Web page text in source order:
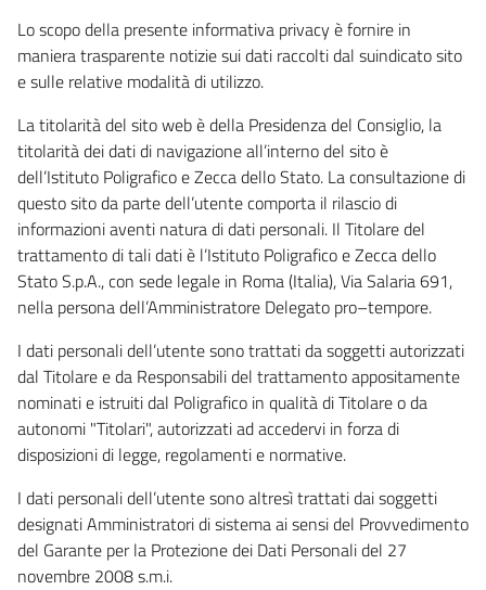
Lo scopo della presente informativa privacy è fornire in
maniera trasparente notizie sui dati raccolti dal suindicato sito
e sulle relative modalità di utilizzo.
La titolarità del sito web è della Presidenza del Consiglio, la
titolarità dei dati di navigazione all’interno del sito è
dell’Istituto Poligrafico e Zecca dello Stato. La consultazione di
questo sito da parte dell’utente comporta il rilascio di
informazioni aventi natura di dati personali. Il Titolare del
trattamento di tali dati è l’Istituto Poligrafico e Zecca dello
Stato S.p.A., con sede legale in Roma (Italia), Via Salaria 691,
nella persona dell’Amministratore Delegato pro–tempore.
I dati personali dell’utente sono trattati da soggetti autorizzati
dal Titolare e da Responsabili del trattamento appositamente
nominati e istruiti dal Poligrafico in qualità di Titolare o da
autonomi "Titolari", autorizzati ad accedervi in forza di
disposizioni di legge, regolamenti e normative.
I dati personali dell’utente sono altresì trattati dai soggetti
designati Amministratori di sistema ai sensi del Provvedimento
del Garante per la Protezione dei Dati Personali del 27
novembre 2008 s.m.i.